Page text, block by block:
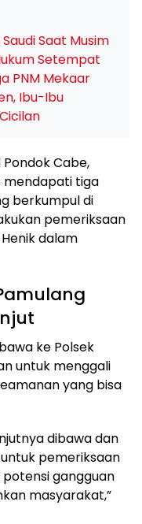
Saat Musim
Setempat
PNM Mekaar
Ibu-Ibu
Cabe,
mendapati tiga
berkumpul di
pemeriksaan
dalam
ke Polsek
untuk menggali
yang bisa
dibawa dan
pemeriksaan
gangguan
masyarakat,”